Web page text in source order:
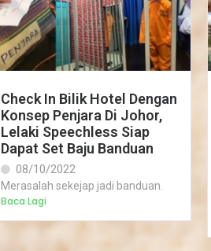
Check In Bilik Hotel Dengan
Konsep Penjara Di Johor,
Lelaki Speechless Siap
Dapat Set Baju Banduan
08/10/2022
Merasalah sekejap jadi banduan.
Baca Lagi